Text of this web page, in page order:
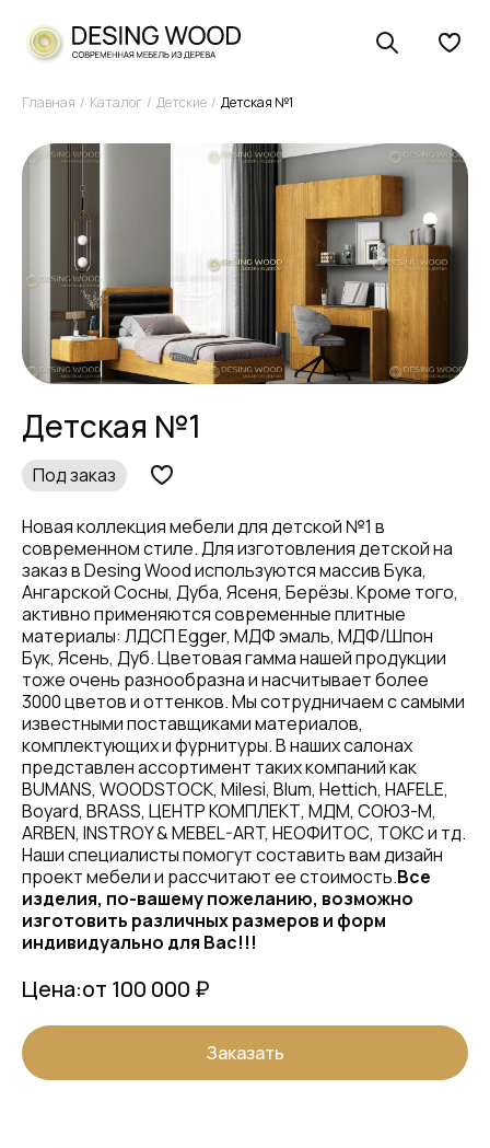
Главная Каталог Детские Детская №1
Детская №1
Под заказ
Новая коллекция мебели для детской №1 в
современном стиле. Для изготовления детской на
заказ в Desing Wood используются массив Бука,
Ангарской Сосны, Дуба, Ясеня, Берёзы. Кроме того,
активно применяются современные плитные
материалы: ЛДСП Egger, МДФ эмаль, МДФ/Шпон
Бук, Ясень, Дуб. Цветовая гамма нашей продукции
тоже очень разнообразна и насчитывает более
3000 цветов и оттенков. Мы сотрудничаем с самыми
известными поставщиками материалов,
комплектующих и фурнитуры. В наших салонах
представлен ассортимент таких компаний как
BUMANS, WOODSTOCK, Milesi, Blum, Hettich, HAFELE,
Boyard, BRASS, ЦЕНТР КОМПЛЕКТ, МДМ, СОЮЗ-М,
ARBEN, INSTROY & MEBEL-ART, НЕОФИТОС, ТОКС и тд.
Наши специалисты помогут составить вам дизайн
проект мебели и рассчитают ее стоимость.Все
изделия, по-вашему пожеланию, возможно
изготовить различных размеров и форм
индивидуально для Вас!!!
Цена:от 100 000 ₽
Заказать